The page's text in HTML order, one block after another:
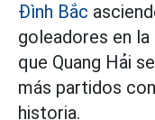
Đình Bắc
goleadores en la
que Quang Hải
más partidos
historia.